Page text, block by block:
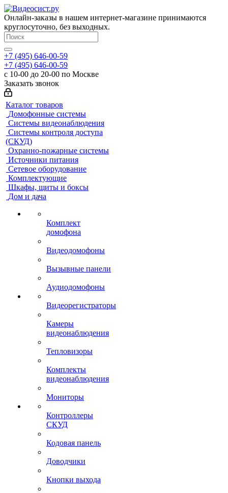
Онлайн-заказы в нашем интернет-магазине принимаются
круглосуточно, без выходных.
+7 (495) 646-00-59
+7 (495) 646-00-59
с 10-00 до 20-00 по Москве
Заказать звонок
Каталог товаров
Домофонные системы
Системы видеонаблюдения
Системы контроля доступа
(СКУД)
Охранно-пожарные системы
Источники питания
Сетевое оборудование
Комплектующие
Шкафы, щиты и боксы
Дом и дача
Комплект
домофона
Видеодомофоны
Вызывные панели
Аудиодомофоны
Видеорегистраторы
Камеры
видеонаблюдения
Тепловизоры
Комплекты
видеонаблюдения
Мониторы
Контроллеры
СКУД
Кодовая панель
Доводчики
Кнопки выхода